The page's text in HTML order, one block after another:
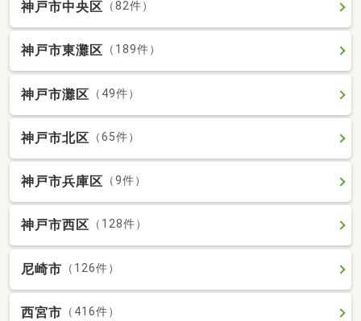
神戸市中央区 （82件）
神戸市東灘区 （189件）
神戸市灘区 （49件）
神戸市北区 （65件）
神戸市兵庫区 （9件）
神戸市西区 （128件）
尼崎市 （126件）
西宮市 （416件）